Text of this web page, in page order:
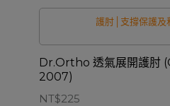
護肘│支撐保護及
Dr.Ortho 透氣展開護肘
2007)
NT$225